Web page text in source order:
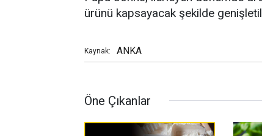
ürünü kapsayacak şekilde
Kaynak: ANKA
Öne Çıkanlar